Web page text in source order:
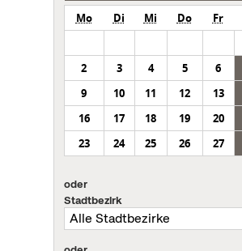
Mo Di Mi Do Fr
2
3 4 5 6
9
10 11 12 13
16
17 18 19 20
23
24 25 26 27
oder
Stadtbezirk